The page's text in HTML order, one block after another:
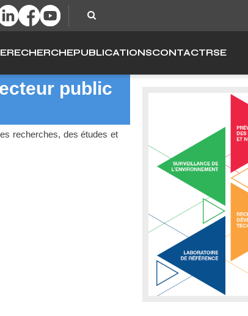
Search
RECHERCHEPUBLICATIONSCONTACTRSE
public
recherches, des études et